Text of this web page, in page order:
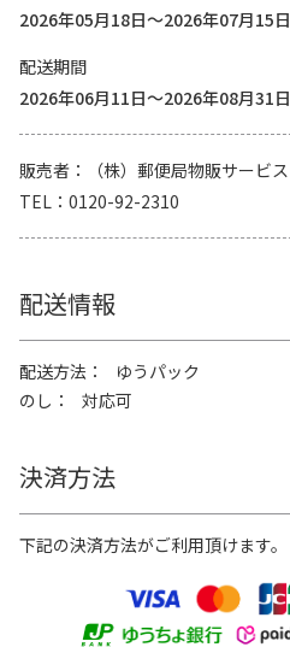
2026年05月18日～2026年07月15日
配送期間
2026年06月11日～2026年08月31日
販売者
（株）郵便局物販サービス
TEL
0120-92-2310
配送情報
配送方法
ゆうパック
のし
対応可
決済方法
下記の決済方法がご利用頂けます。